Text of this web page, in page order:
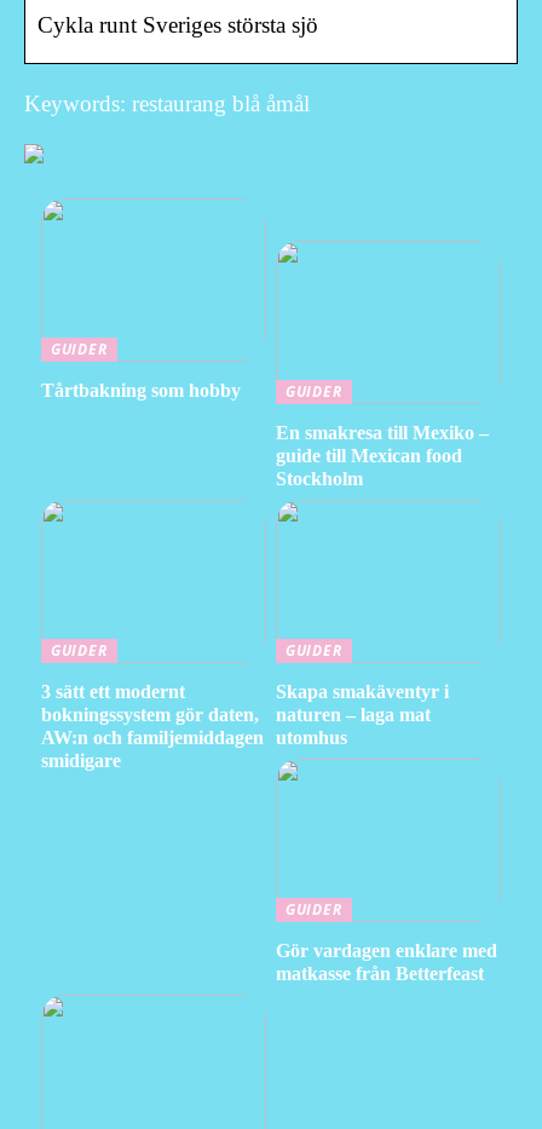
Cykla runt Sveriges största sjö
Keywords: restaurang blå åmål
GUIDER
Tårtbakning som hobby GUIDER
En smakresa till Mexiko –
guide till Mexican food
Stockholm
GUIDER
3 sätt ett modernt
bokningssystem gör daten,
AW:n och familjemiddagen
smidigare
GUIDER
Skapa smakäventyr i
naturen – laga mat
utomhus
GUIDER
Gör vardagen enklare med
matkasse från Betterfeast